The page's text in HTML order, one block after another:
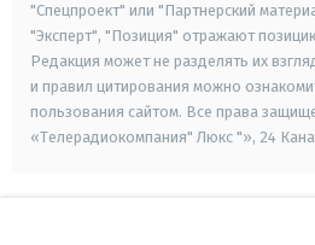
"Спецпроект" или "Партнерский
"Эксперт", "Позиция" отражают
Редакция может не разделять их
и правил цитирования можно
пользования сайтом. Все права
«Телерадиокомпания" Люкс "», 24